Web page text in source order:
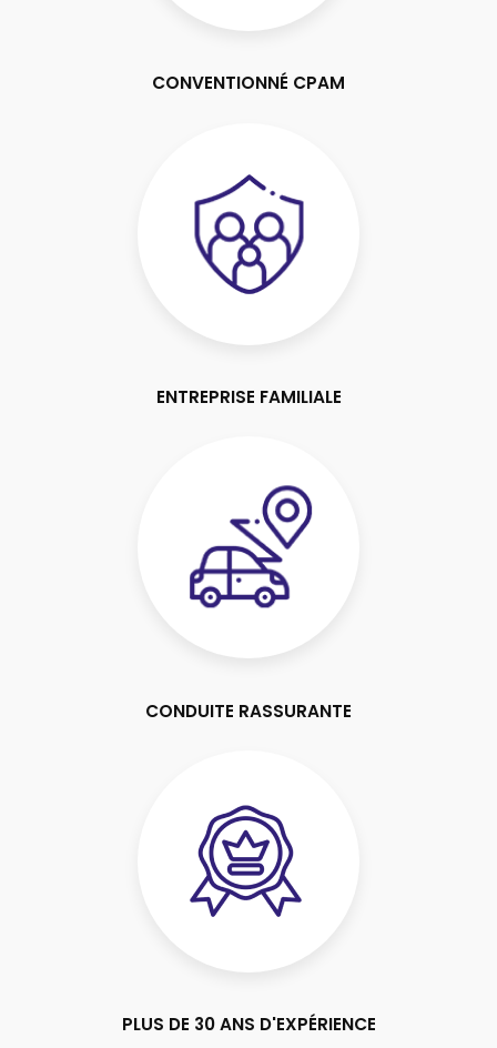
CONVENTIONNÉ CPAM
ENTREPRISE FAMILIALE
CONDUITE RASSURANTE
PLUS DE 30 ANS D'EXPÉRIENCE